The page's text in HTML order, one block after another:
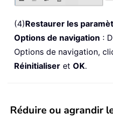
(4)Restaurer les
Options de navigation :
Options de navigation,
Réinitialiser et OK.
Réduire ou agrandir